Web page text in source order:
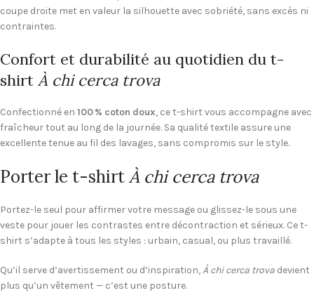
coupe droite met en valeur la silhouette avec sobriété, sans excès ni
contraintes.
Confort et durabilité au quotidien du t-
shirt À chi cerca trova
Confectionné en 100 % coton doux, ce t-shirt vous accompagne avec
fraîcheur tout au long de la journée. Sa qualité textile assure une
excellente tenue au fil des lavages, sans compromis sur le style.
Porter le t-shirtÀ chi cerca trova
Portez-le seul pour affirmer votre message ou glissez-le sous une
veste pour jouer les contrastes entre décontraction et sérieux. Ce t-
shirt s’adapte à tous les styles : urbain, casual, ou plus travaillé.
Qu’il serve d’avertissement ou d’inspiration,À chi cerca trova devient
plus qu’un vêtement — c’est une posture.